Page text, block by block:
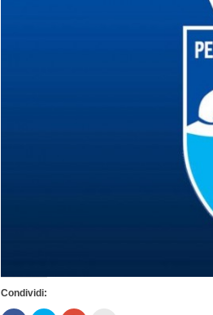
Condividi: